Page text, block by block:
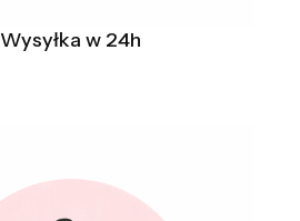
Wysyłka w 24h